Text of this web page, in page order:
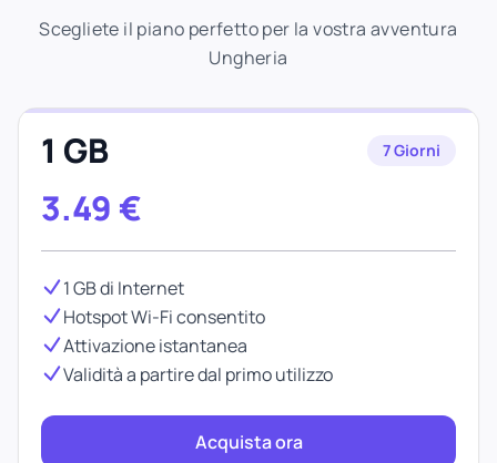
Scegliete il piano perfetto per la vostra avventura
Ungheria
1 GB 7 Giorni
3.49 €
1 GB di Internet
Hotspot Wi-Fi consentito
Attivazione istantanea
Validità a partire dal primo utilizzo
Acquista ora